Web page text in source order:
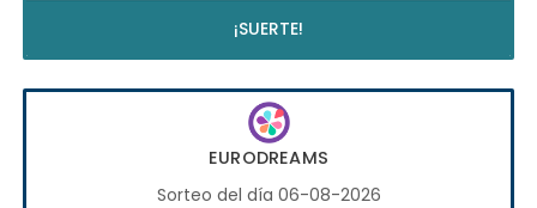
¡SUERTE!
EURODREAMS
Sorteo del día 06-08-2026